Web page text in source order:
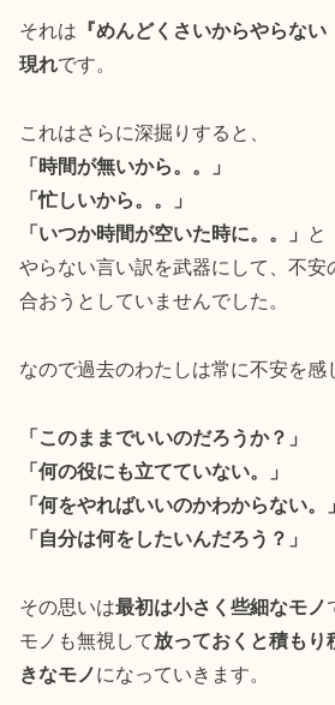
それは 『めんどくさいからやらない
現れです。
これはさらに深掘りすると、
「時間が無いから。。」
「忙しいから。。」
「いつか時間が空いた時に。。」
と
やらない言い訳を武器にして、不安
合おうとしていませんでした。
なので過去のわたしは常に不安を感
「このままでいいのだろうか？」
「何の役にも立てていない。」
「何をやればいいのかわからない。」
「自分は何をしたいんだろう？」
その思いは最初は小さく些細なモノ
モノも無視して放っておくと積もり
きなモノになっていきます。